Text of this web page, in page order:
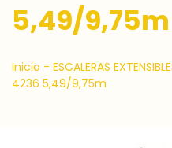
5,49/9,75m
Inicio - ESCALERAS
4236 5,49/9,75m